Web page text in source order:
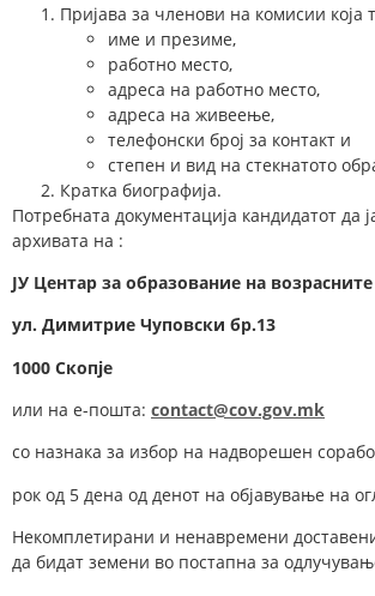
Пријава за членови на комисии која
име и презиме,
работно место,
адреса на работно место,
адреса на живеење,
телефонски број за контакт и
степен и вид на стекнатото
Кратка биографија.
Потребната документација кандидатот да
архивата на :
ЈУ Центар за образование на возрасните
ул. Димитрие Чуповски бр.13
1000 Скопје
или на е-пошта: contact@cov.gov.mk
со назнака за избор на надворешен
рок од 5 дена од денот на објавување на
Некомплетирани и ненавремени
да бидат земени во постапна за